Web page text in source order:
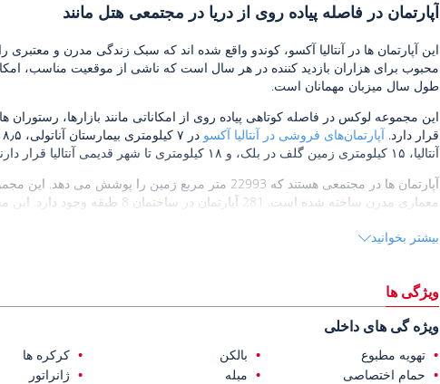
آپارتمان در فاصله پیاده روی از دریا در مجتمعی هتل مانند
این آپارتمان ها در آنتالیا آکسو، کوندو واقع شده اند که سبک زندگی مدرن و
طول سال میزبان مهمانان است.
این مجموعه لوکس در فاصله کوتاهی پیاده روی از امکاناتی مانند بازارها،
قرار دارد.آپارتمان‌های فروشی در آنتالیا آکسو
آنتالیا، ۱۵ کیلومتری زمین گلف در بلک، و ۱۸ کیلومتری تا شهر قدیمی آنتالیا قرار دارند.
آپارتمان ها در مجتمعی هستند که 22993 متر مربع زمین را
معماری مدرن ساخته شده است. 281
این مجموعه دارای خدمات امنیتی، دوربین های امنیتی، پارکینگ سرپوشیده و
بازار، کافه و یک ساحل خصوصی برای ساکنین است. مجموعه ای که با مفهوم هتل
دهد که دارای امکانات رفاهی غنی است.
بیشتر بخوانید
ویژگی ها
ویژه گی های داخلی
تهویه مطبوع بالکن کرکره ها
حمام اختصاصی
مبله ژانراتور